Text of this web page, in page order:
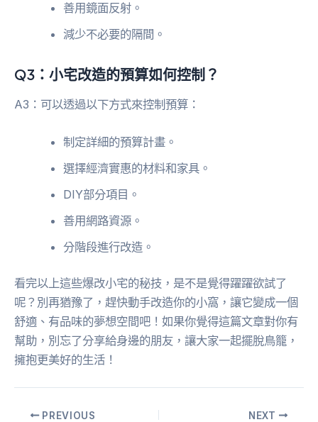
善用鏡面反射。
減少不必要的隔間。
Q3：小宅改造的預算如何控制？
A3：可以透過以下方式來控制預算：
制定詳細的預算計畫。
選擇經濟實惠的材料和家具。
DIY部分項目。
善用網路資源。
分階段進行改造。
看完以上這些爆改小宅的秘技，是不是覺得躍躍欲試了
呢？別再猶豫了，趕快動手改造你的小窩，讓它變成一個
舒適、有品味的夢想空間吧！如果你覺得這篇文章對你有
幫助，別忘了分享給身邊的朋友，讓大家一起擺脫鳥籠，
擁抱更美好的生活！
PREVIOUS NEXT